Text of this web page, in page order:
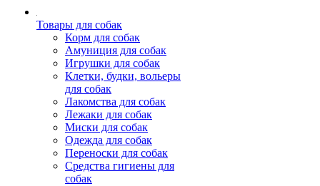
Товары для собак
Корм для собак
Амуниция для собак
Игрушки для собак
Клетки, будки, вольеры
для собак
Лакомства для собак
Лежаки для собак
Миски для собак
Одежда для собак
Переноски для собак
Средства гигиены для
собак